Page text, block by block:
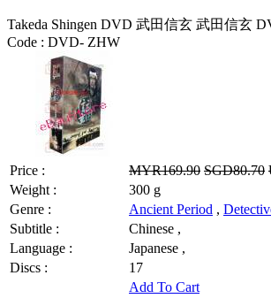
Takeda Shingen DVD 武田信玄 武田信玄
Code : DVD- ZHW
Price : MYR169.90 SGD80.70
Weight :
300 g
Genre :
Ancient Period ,
Subtitle :
Chinese ,
Language :
Japanese ,
Discs :
17
Add To Cart